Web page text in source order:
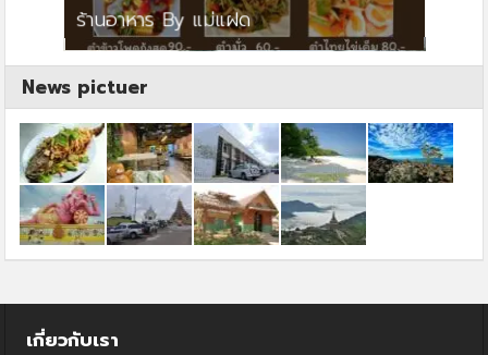
ร้านอาหาร By แม่แฝด
News pictuer
เกี่ยวกับเรา